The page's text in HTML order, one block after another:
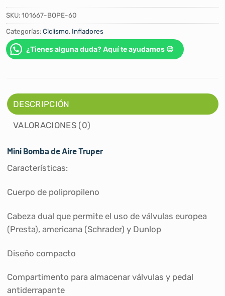
SKU:101667-BOPE-60
Categorías:Ciclismo, Infladores
¿Tienes alguna duda? Aquí te ayudamos 😉
DESCRIPCIÓN
VALORACIONES (0)
Mini Bomba de Aire Truper
Características:
Cuerpo de polipropileno
Cabeza dual que permite el uso de válvulas europea
(Presta), americana (Schrader) y Dunlop
Diseño compacto
Compartimento para almacenar válvulas y pedal
antiderrapante